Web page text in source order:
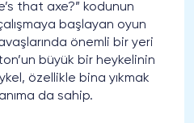
that axe?” kodunun
başlayan oyun
önemli bir yeri
büyük bir heykelinin
özellikle bina yıkmak
da sahip.